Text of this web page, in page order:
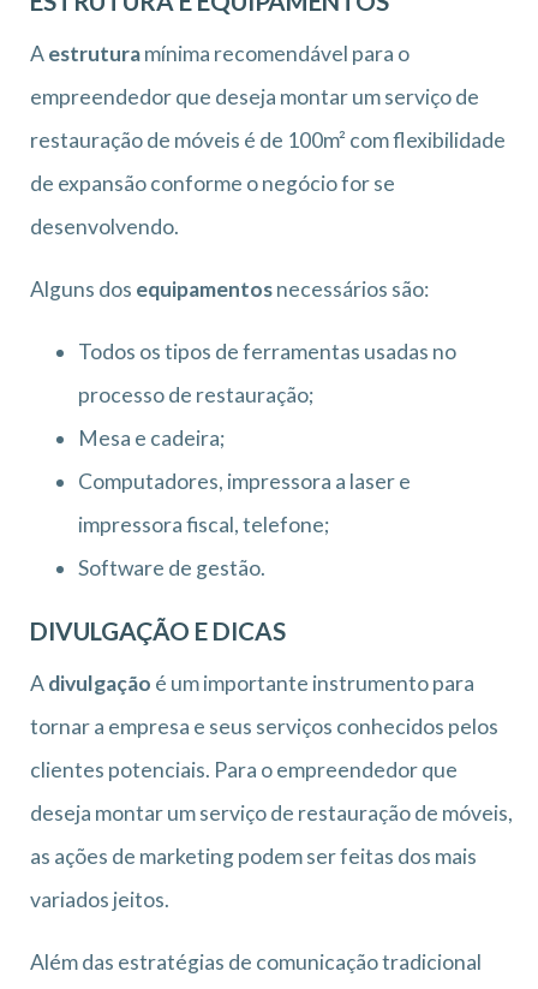
Aestruturamínima recomendável para o
empreendedor que deseja montar um serviço de
restauração de móveis é de 100m² com flexibilidade
de expansão conforme o negócio for se
desenvolvendo.
Alguns dos equipamentosnecessários são:
Todos os tipos de ferramentas usadas no
processo de restauração;
Mesa e cadeira;
Computadores, impressora a laser e
impressora fiscal, telefone;
Software de gestão.
DIVULGAÇÃO E DICAS
Adivulgação é um importante instrumento para
tornar a empresa e seus serviços conhecidos pelos
clientes potenciais. Para o empreendedor que
deseja montar um serviço de restauração de móveis,
as ações de marketing podem ser feitas dos mais
variados jeitos.
Além das estratégias de comunicação tradicional